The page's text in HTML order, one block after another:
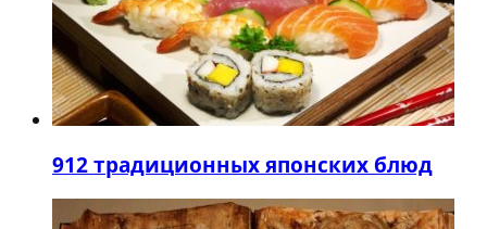
912 традиционных японских блюд